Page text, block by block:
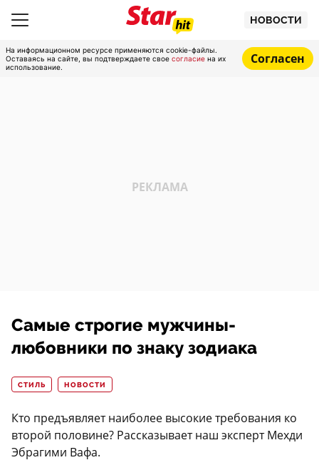
НОВОСТИ
На информационном ресурсе применяются cookie-файлы.
Оставаясь на сайте, вы подтверждаете свое согласие на их
использование.
Согласен
Самые строгие мужчины-
любовники по знаку зодиака
СТИЛЬ НОВОСТИ
Кто предъявляет наиболее высокие требования ко
второй половине? Рассказывает наш эксперт Мехди
Эбрагими Вафа.